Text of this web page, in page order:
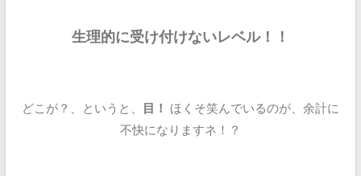
生理的に受け付けないレベル！！
どこが？、というと、 目！
ほくそ笑んでいるのが、余計に
不快になりますネ！？